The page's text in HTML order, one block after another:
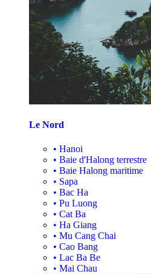
Le Nord
• Hanoi
• Baie d'Halong terrestre
• Baie Halong maritime
• Sapa
• Bac Ha
• Pu Luong
• Cat Ba
• Ha Giang
• Mu Cang Chai
• Cao Bang
• Lac Ba Be
• Mai Chau